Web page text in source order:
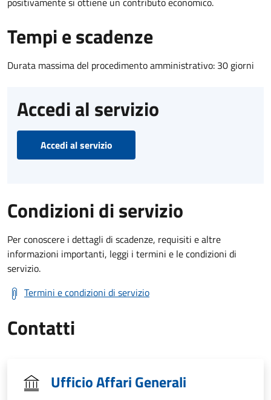
Tempi e scadenze
Durata massima del procedimento amministrativo: 30 giorni
Accedi al servizio
Accedi al servizio
Condizioni di servizio
Per conoscere i dettagli di scadenze, requisiti e altre
informazioni importanti, leggi i termini e le condizioni di
servizio.
Termini e condizioni di servizio
Contatti
Ufficio Affari Generali